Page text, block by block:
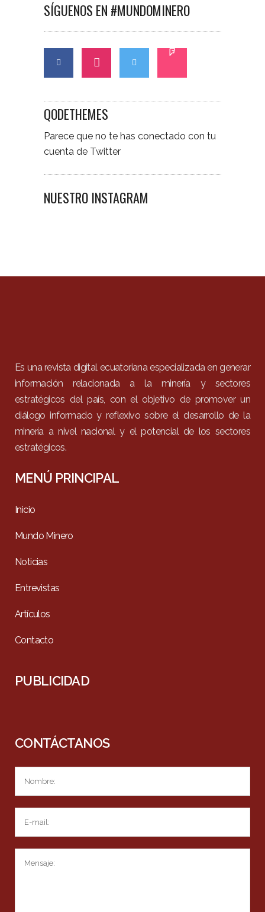
SÍGUENOS EN #MUNDOMINERO
QODETHEMES
Parece que no te has conectado con tu
cuenta de Twitter
NUESTRO INSTAGRAM
Es una revista digital ecuatoriana especializada en generar
información relacionada a la minería y sectores
estratégicos del país, con el objetivo de promover un
diálogo informado y reflexivo sobre el desarrollo de la
minería a nivel nacional y el potencial de los sectores
estratégicos.
MENÚ PRINCIPAL
Inicio
Mundo Minero
Noticias
Entrevistas
Artículos
Contacto
PUBLICIDAD
CONTÁCTANOS